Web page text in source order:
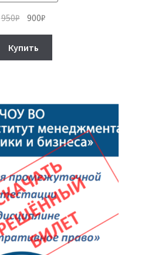
950₽ Первоначальная
составляла
950₽.
900₽
Купить